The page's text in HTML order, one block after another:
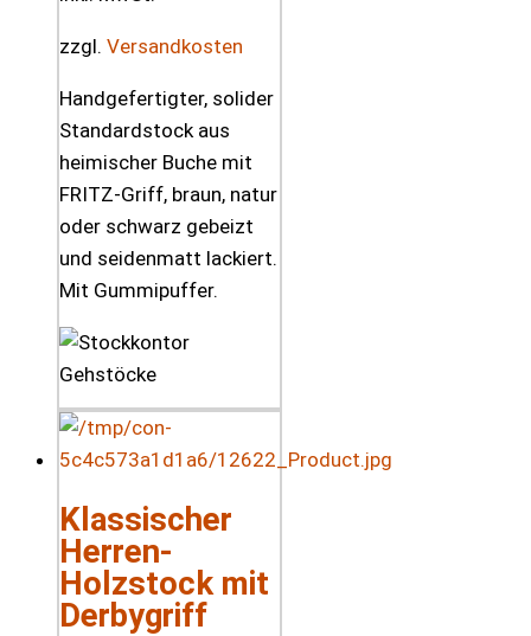
zzgl. Versandkosten
Handgefertigter, solider
Standardstock aus
heimischer Buche mit
FRITZ-Griff, braun, natur
oder schwarz gebeizt
und seidenmatt lackiert.
Mit Gummipuffer.
Klassischer
Herren-
Holzstock mit
Derbygriff